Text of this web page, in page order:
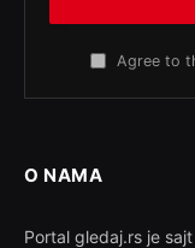
Agree to
O NAMA
Portal gledaj.rs je